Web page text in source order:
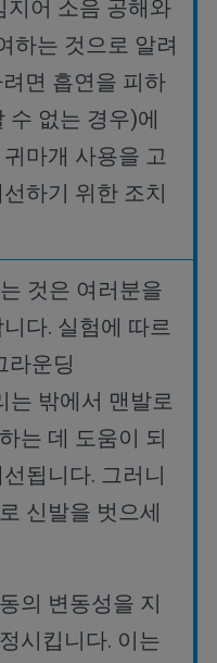
지어 소음 공해와
하는 것으로 알려
면 흡연을 피하
수 없는 경우)에
귀마개 사용을 고
하기 위한 조치
것은 여러분을
니다. 실험에 따르
라운딩
는 밖에서 맨발로
는 데 도움이 되
선됩니다. 그러니
신발을 벗으세
의 변동성을 지
시킵니다. 이는